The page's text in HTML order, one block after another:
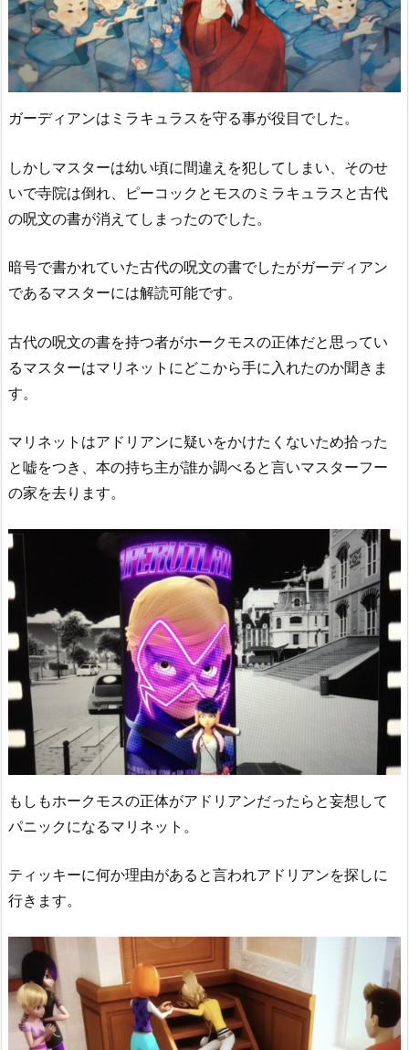
ガーディアンはミラキュラスを守る事が役目でした。
しかしマスターは幼い頃に間違えを犯してしまい、そのせ
いで寺院は倒れ、ピーコックとモスのミラキュラスと古代
の呪文の書が消えてしまったのでした。
暗号で書かれていた古代の呪文の書でしたがガーディアン
であるマスターには解読可能です。
古代の呪文の書を持つ者がホークモスの正体だと思ってい
るマスターはマリネットにどこから手に入れたのか聞きま
す。
マリネットはアドリアンに疑いをかけたくないため拾った
と嘘をつき、本の持ち主が誰か調べると言いマスターフー
の家を去ります。
もしもホークモスの正体がアドリアンだったらと妄想して
パニックになるマリネット。
ティッキーに何か理由があると言われアドリアンを探しに
行きます。